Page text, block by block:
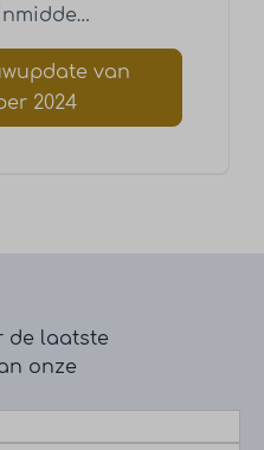
…
van
2024
de laatste
onze